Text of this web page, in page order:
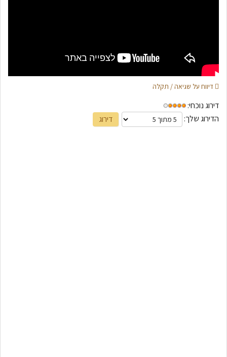
דיווח על שגיאה / תקלה
דירוג נוכחי:
הדירוג שלך: